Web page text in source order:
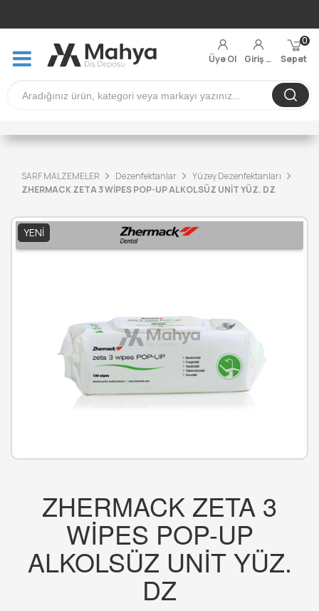
Üye Ol Giriş Yap Sepet
0
SARF MALZEMELER Dezenfektanlar
Yüzey Dezenfektanları
ZHERMACK ZETA 3 WİPES POP-UP ALKOLSÜZ UNİT YÜZ. DZ
YENI
ZHERMACK ZETA 3
WİPES POP-UP
ALKOLSÜZ UNİT YÜZ.
DZ